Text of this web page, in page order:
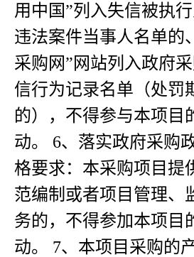
用中国”列入失信被执
违法案件当事人名单的
采购网”网站列入政府
信行为记录名单（处罚
的），不得参与本项目
动。 6、落实政府采购
格要求：本采购项目提
范编制或者项目管理、
务的，不得参加本项目
动。 7、本项目采购的